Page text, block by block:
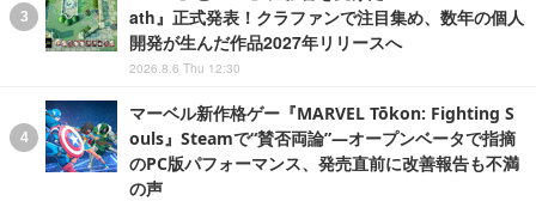
ath』正式発表！クラファンで注目集め、数年の個人
開発が生んだ作品2027年リリースへ
2026.8.6 Thu 12:30
マーベル新作格ゲー『MARVEL Tōkon: Fighting S
ouls』Steamで“賛否両論”―オープンベータで指摘
のPC版パフォーマンス、発売直前に改善報告も不満
の声